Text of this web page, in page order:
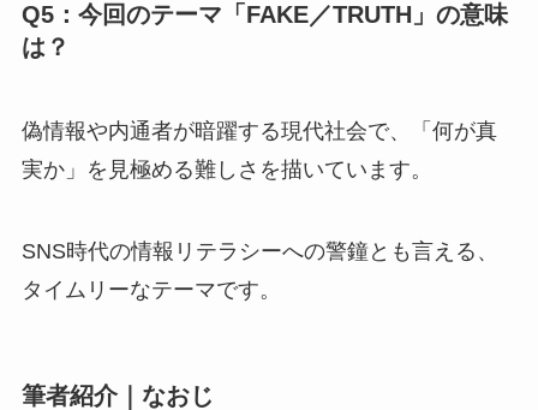
Q5：今回のテーマ「FAKE／TRUTH」の意味
は？
偽情報や内通者が暗躍する現代社会で、「何が真
実か」を見極める難しさを描いています。
SNS時代の情報リテラシーへの警鐘とも言える、
タイムリーなテーマです。
筆者紹介｜なおじ